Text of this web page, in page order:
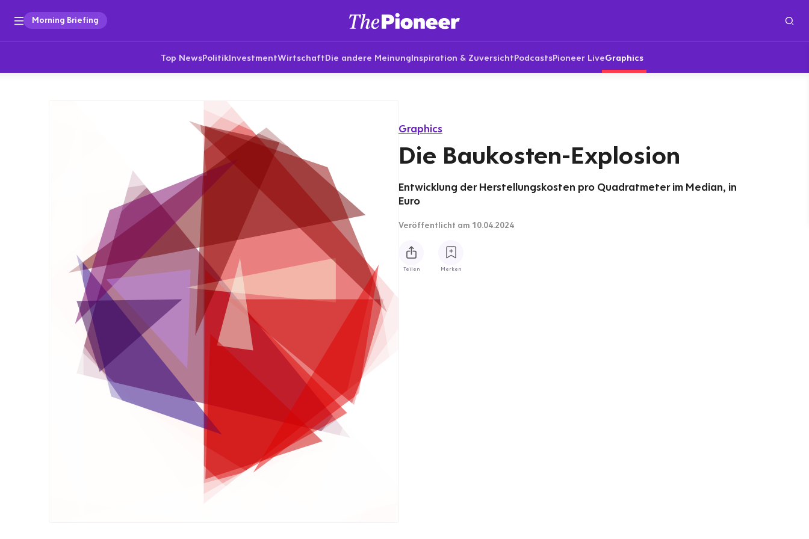
Morning Briefing
Top NewsPolitikInvestmentWirtschaftDie andere MeinungInspiration & ZuversichtPodcastsPioneer LiveGraphics
Graphics
Die Baukosten-Explosion
Entwicklung der Herstellungskosten pro Quadratmeter im Median, in
Euro
Veröffentlicht am 10.04.2024
Teilen Merken